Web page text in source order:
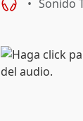
Sonido